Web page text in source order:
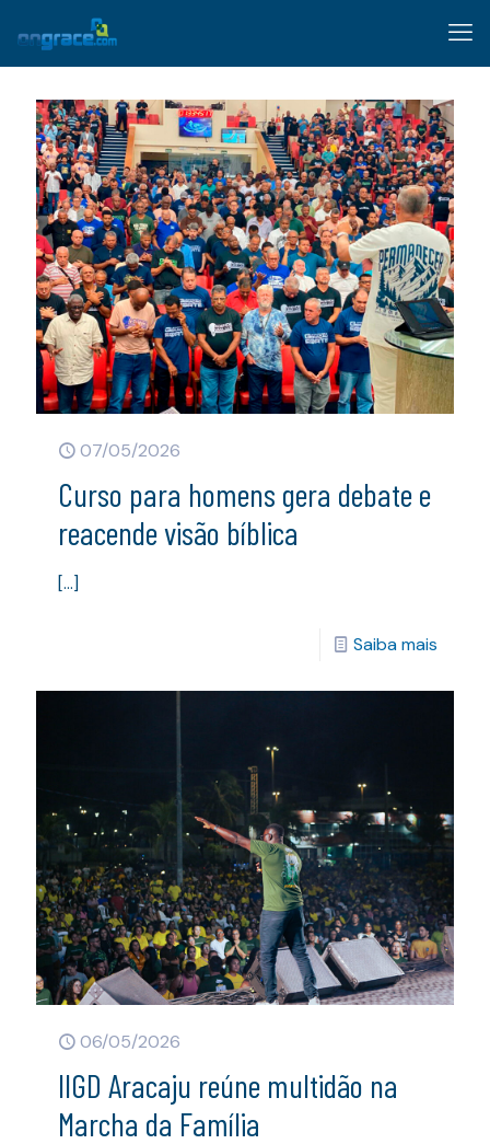
07/05/2026
Curso para homens gera debate e
reacende visão bíblica
[…]
Saiba mais
06/05/2026
IIGD Aracaju reúne multidão na
Marcha da Família